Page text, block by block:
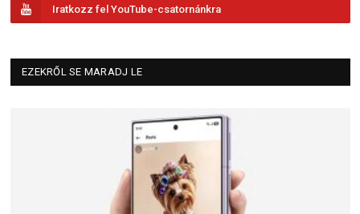
Iratkozz fel YouTube-csatornánkra
EZEKRŐL SE MARADJ LE